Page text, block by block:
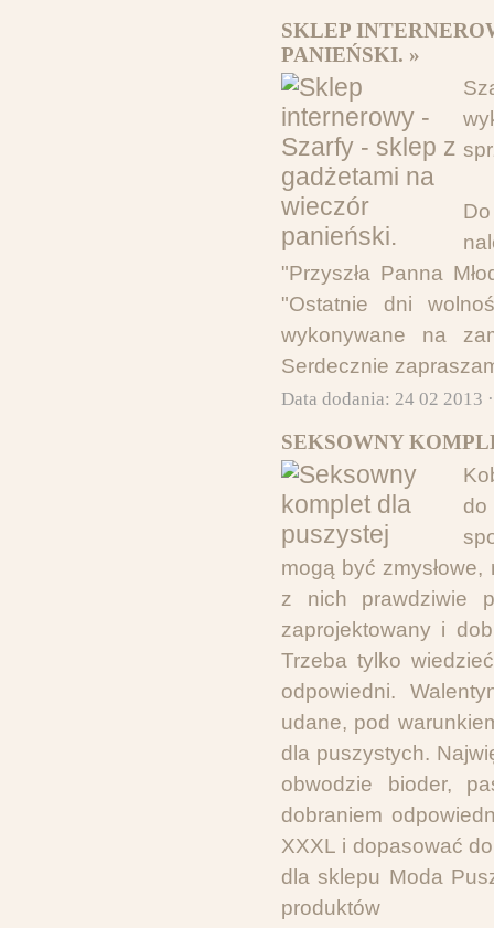
SKLEP
PANIEŃSKI. »
"Przyszła Panna
"Ostatnie dni
wykonywane na
Serdecznie
Data dodania: 24 02 2013
SEKSOWNY
do
mogą być
z nich prawdziwie
zaprojektowany i
Trzeba tylko
odpowiedni.
udane, pod
dla puszystych.
obwodzie bioder,
dobraniem
XXXL i dopasować
dla sklepu Moda
produktów